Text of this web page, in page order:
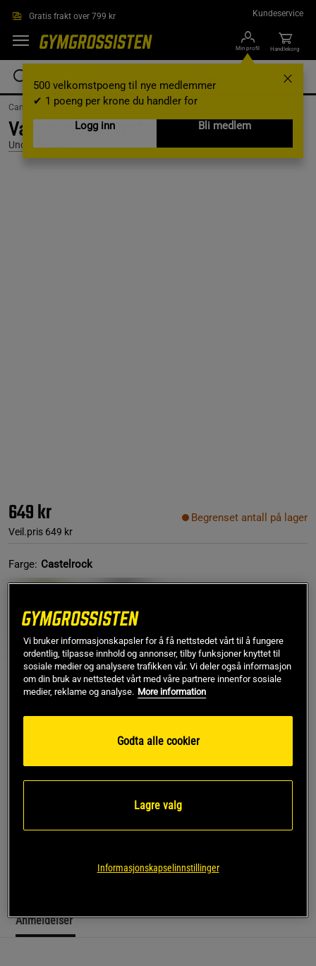
Gratis frakt over 799 kr Kundeservice
Min profil
500 velkomstpoeng til nye medlemmer
✔ 1 poeng per krone du handler for
Logg inn
Bli medlem
Handlekorg
Campaigns / Weekly campaigns /summer-bottoms-men
Vanish Woven 2in1 Shorts, Castlerock, S
Under Armour
649 kr
Veil.pris 649 kr
Begrenset antall på lager
Farge: Castelrock
S
Kjøp
Anmeldelser
Vi bruker informasjonskapsler for å få nettstedet vårt til å fungere
ordentlig, tilpasse innhold og annonser, tilby funksjoner knyttet til
sosiale medier og analysere trafikken vår. Vi deler også informasjon
om din bruk av nettstedet vårt med våre partnere innenfor sosiale
medier, reklame og analyse. More information
Godta alle cookier
Lagre valg
Informasjonskapselinnstillinger